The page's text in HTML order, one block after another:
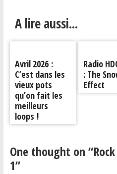
A lire aussi...
Avril 2026 :
C’est dans les
vieux pots
qu’on fait les
meilleurs
loops !
Radio
: The
Effect
One thought on “
1”